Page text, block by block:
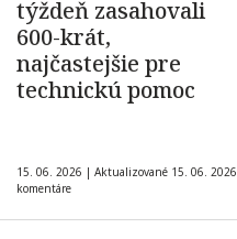
týždeň zasahovali
600-krát,
najčastejšie pre
technickú pomoc
15. 06. 2026 | Aktualizované 15. 06. 2026
komentáre